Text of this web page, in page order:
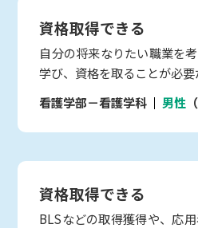
資格取得できる
自分の将来なりたい職業を
学び、資格を取ることが必要
看護学部－看護学科
男性
資格取得できる
BLSなどの取得獲得や、応